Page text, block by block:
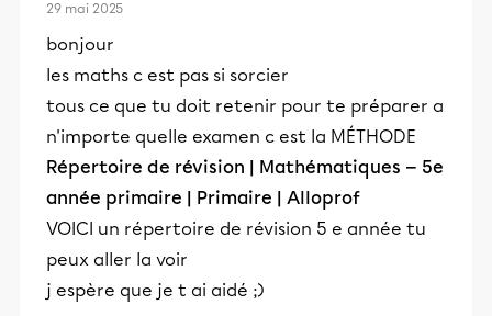
29 mai 2025
bonjour
les maths c est pas si sorcier
tous ce que tu doit retenir pour te préparer a
n'importe quelle examen c est la MÉTHODE
Répertoire de révision | Mathématiques — 5e
année primaire | Primaire | Alloprof
VOICI un répertoire de révision 5 e année tu
peux aller la voir
j espère que je t ai aidé ;)